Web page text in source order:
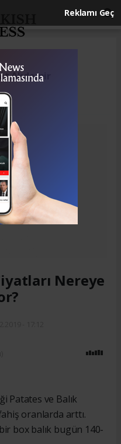
Reklamı Geç
Akdemir
Nereye
Patates ve Balık
oranlarda arttı.
box balık bugün 140-